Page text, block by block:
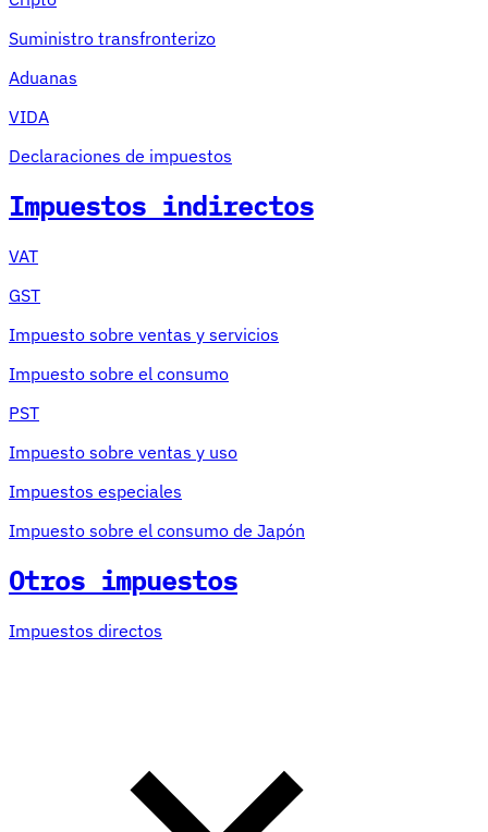
Suministro transfronterizo
Aduanas
VIDA
Declaraciones de impuestos
Impuestos indirectos
VAT
GST
Impuesto sobre ventas y servicios
Impuesto sobre el consumo
PST
Impuesto sobre ventas y uso
Impuestos especiales
Impuesto sobre el consumo de Japón
Otros impuestos
Impuestos directos